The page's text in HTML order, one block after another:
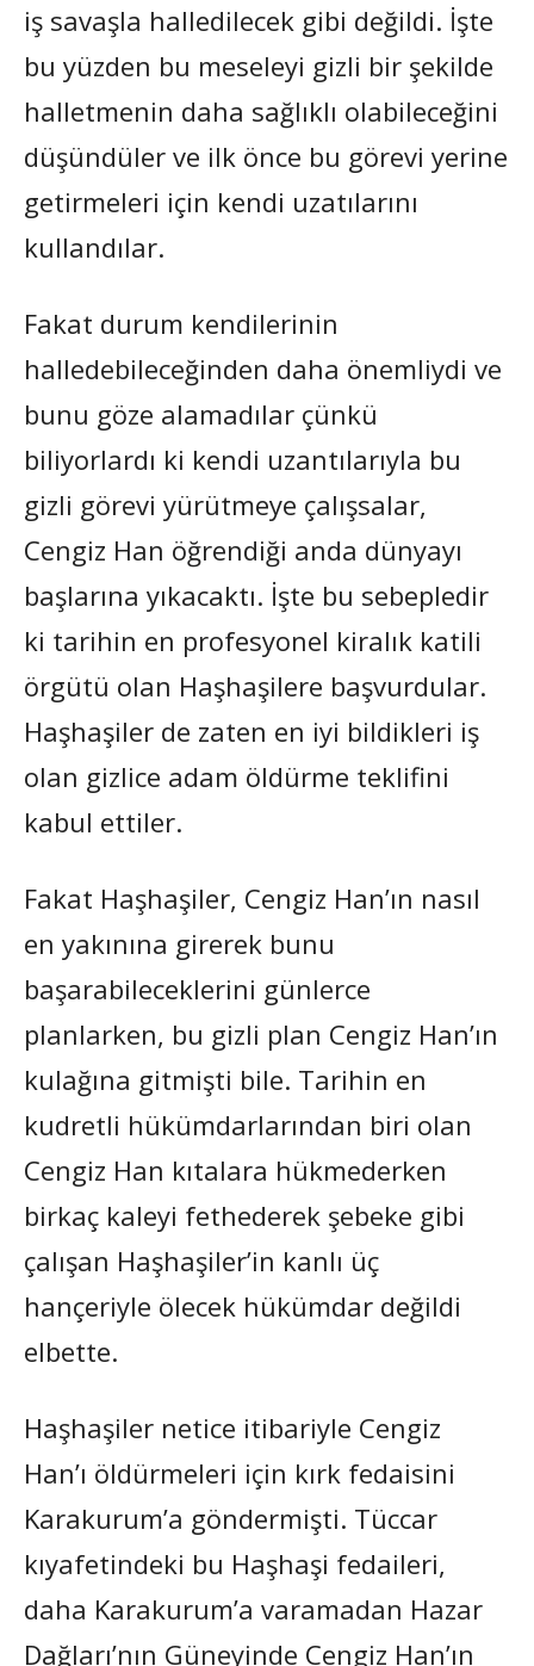
iş savaşla halledilecek gibi değildi. İşte
bu yüzden bu meseleyi gizli bir şekilde
halletmenin daha sağlıklı olabileceğini
düşündüler ve ilk önce bu görevi yerine
getirmeleri için kendi uzatılarını
kullandılar.
Fakat durum kendilerinin
halledebileceğinden daha önemliydi ve
bunu göze alamadılar çünkü
biliyorlardı ki kendi uzantılarıyla bu
gizli görevi yürütmeye çalışsalar,
Cengiz Han öğrendiği anda dünyayı
başlarına yıkacaktı. İşte bu sebepledir
ki tarihin en profesyonel kiralık katili
örgütü olan Haşhaşilere başvurdular.
Haşhaşiler de zaten en iyi bildikleri iş
olan gizlice adam öldürme teklifini
kabul ettiler.
Fakat Haşhaşiler, Cengiz Han’ın nasıl
en yakınına girerek bunu
başarabileceklerini günlerce
planlarken, bu gizli plan Cengiz Han’ın
kulağına gitmişti bile. Tarihin en
kudretli hükümdarlarından biri olan
Cengiz Han kıtalara hükmederken
birkaç kaleyi fethederek şebeke gibi
çalışan Haşhaşiler’in kanlı üç
hançeriyle ölecek hükümdar değildi
elbette.
Haşhaşiler netice itibariyle Cengiz
Han’ı öldürmeleri için kırk fedaisini
Karakurum’a göndermişti. Tüccar
kıyafetindeki bu Haşhaşi fedaileri,
daha Karakurum’a varamadan Hazar
Dağları’nın Güneyinde Cengiz Han’ın